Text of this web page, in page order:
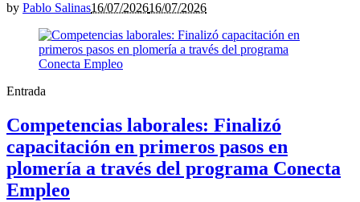
by Pablo Salinas16/07/202616/07/2026
Entrada
Competencias laborales: Finalizó
capacitación en primeros pasos en
plomería a través del programa Conecta
Empleo